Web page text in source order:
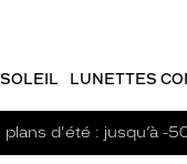
LUNETTES
plans d'été : jusqu’à -